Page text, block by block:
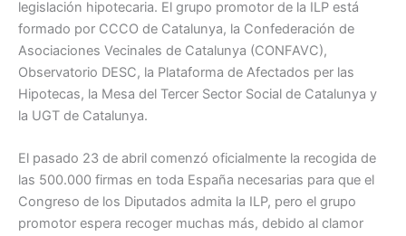
legislación hipotecaria. El grupo promotor de la ILP está
formado por CCCO de Catalunya, la Confederación de
Asociaciones Vecinales de Catalunya (CONFAVC),
Observatorio DESC, la Plataforma de Afectados per las
Hipotecas, la Mesa del Tercer Sector Social de Catalunya y
la UGT de Catalunya.
El pasado 23 de abril comenzó oficialmente la recogida de
las 500.000 firmas en toda España necesarias para que el
Congreso de los Diputados admita la ILP, pero el grupo
promotor espera recoger muchas más, debido al clamor